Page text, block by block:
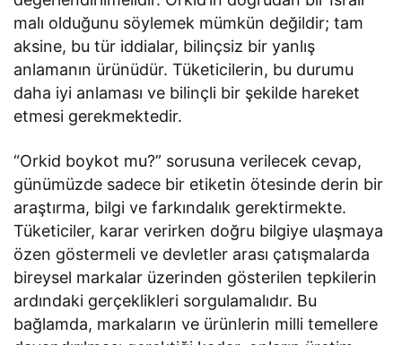
malı olduğunu söylemek mümkün değildir; tam
aksine, bu tür iddialar, bilinçsiz bir yanlış
anlamanın ürünüdür. Tüketicilerin, bu durumu
daha iyi anlaması ve bilinçli bir şekilde hareket
etmesi gerekmektedir.
“Orkid boykot mu?” sorusuna verilecek cevap,
günümüzde sadece bir etiketin ötesinde derin bir
araştırma, bilgi ve farkındalık gerektirmekte.
Tüketiciler, karar verirken doğru bilgiye ulaşmaya
özen göstermeli ve devletler arası çatışmalarda
bireysel markalar üzerinden gösterilen tepkilerin
ardındaki gerçeklikleri sorgulamalıdır. Bu
bağlamda, markaların ve ürünlerin milli temellere